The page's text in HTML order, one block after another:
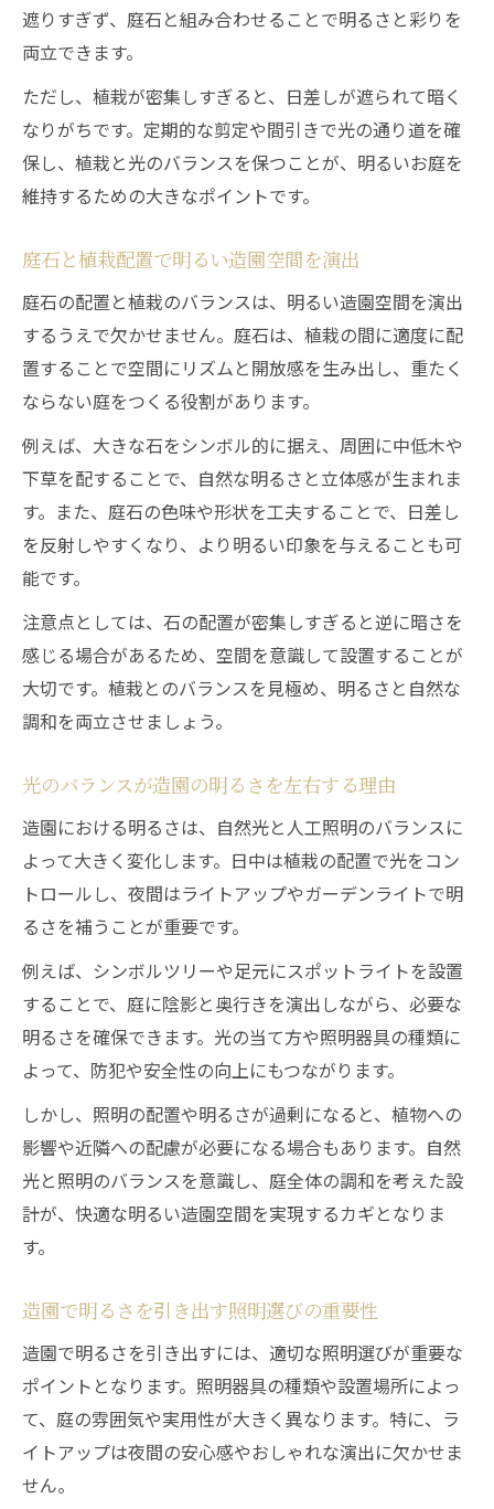
造園で明るい照明が安全性を高める理由
植栽と照明の組合せによる造園明るい演出
法
ガーデンライトで明るく美しい庭を実現
防犯性を意識した造園明るい照明配置術
造園で美しさと明るさを両立するコツ
遮りすぎず、庭石と組み合わせることで明るさと彩りを
両立できます。
ただし、植栽が密集しすぎると、日差しが遮られて暗く
なりがちです。定期的な剪定や間引きで光の通り道を確
保し、植栽と光のバランスを保つことが、明るいお庭を
維持するための大きなポイントです。
庭石と植栽配置で明るい造園空間を演出
庭石の配置と植栽のバランスは、明るい造園空間を演出
するうえで欠かせません。庭石は、植栽の間に適度に配
置することで空間にリズムと開放感を生み出し、重たく
ならない庭をつくる役割があります。
例えば、大きな石をシンボル的に据え、周囲に中低木や
下草を配することで、自然な明るさと立体感が生まれま
す。また、庭石の色味や形状を工夫することで、日差し
を反射しやすくなり、より明るい印象を与えることも可
能です。
注意点としては、石の配置が密集しすぎると逆に暗さを
感じる場合があるため、空間を意識して設置することが
大切です。植栽とのバランスを見極め、明るさと自然な
調和を両立させましょう。
光のバランスが造園の明るさを左右する理由
造園における明るさは、自然光と人工照明のバランスに
よって大きく変化します。日中は植栽の配置で光をコン
トロールし、夜間はライトアップやガーデンライトで明
るさを補うことが重要です。
例えば、シンボルツリーや足元にスポットライトを設置
することで、庭に陰影と奥行きを演出しながら、必要な
明るさを確保できます。光の当て方や照明器具の種類に
よって、防犯や安全性の向上にもつながります。
しかし、照明の配置や明るさが過剰になると、植物への
影響や近隣への配慮が必要になる場合もあります。自然
光と照明のバランスを意識し、庭全体の調和を考えた設
計が、快適な明るい造園空間を実現するカギとなりま
す。
造園で明るさを引き出す照明選びの重要性
造園で明るさを引き出すには、適切な照明選びが重要な
ポイントとなります。照明器具の種類や設置場所によっ
て、庭の雰囲気や実用性が大きく異なります。特に、ラ
イトアップは夜間の安心感やおしゃれな演出に欠かせま
せん。